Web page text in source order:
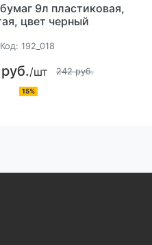
9л пластиковая,
цвет черный
Код: 192_018
/шт 242 руб.
15%